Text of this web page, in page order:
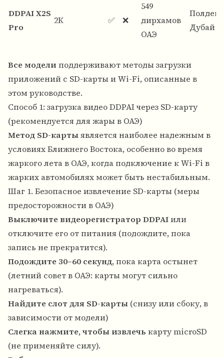
DDPAI X2S
Pro
2К ✅ ❌
549
дирхамов
ОАЭ
Дубай
Все модели поддерживают методы загрузки
приложений с SD-карты и Wi-Fi, описанные в
этом руководстве.
Способ 1: загрузка видео DDPAI через SD-карту
(рекомендуется для жары в ОАЭ)
Метод SD-картыявляется наиболее надежным в
условиях Ближнего Востока, особенно во время
жаркого лета в ОАЭ, когда подключение к Wi-Fi в
жарких автомобилях может быть нестабильным.
Шаг 1. Безопасное извлечение SD-карты (меры
предосторожности в ОАЭ)
Выключите видеорегистратор DDPAIили
отключите его от питания (подождите, пока
запись не прекратится).
Подождите 30–60 секунд, пока карта остынет
(летний совет в ОАЭ: карты могут сильно
нагреваться).
Найдите слот для SD-карты (снизу или сбоку, в
зависимости от модели)
Слегка нажмите, чтобы извлечь карту microSD
(не применяйте силу).